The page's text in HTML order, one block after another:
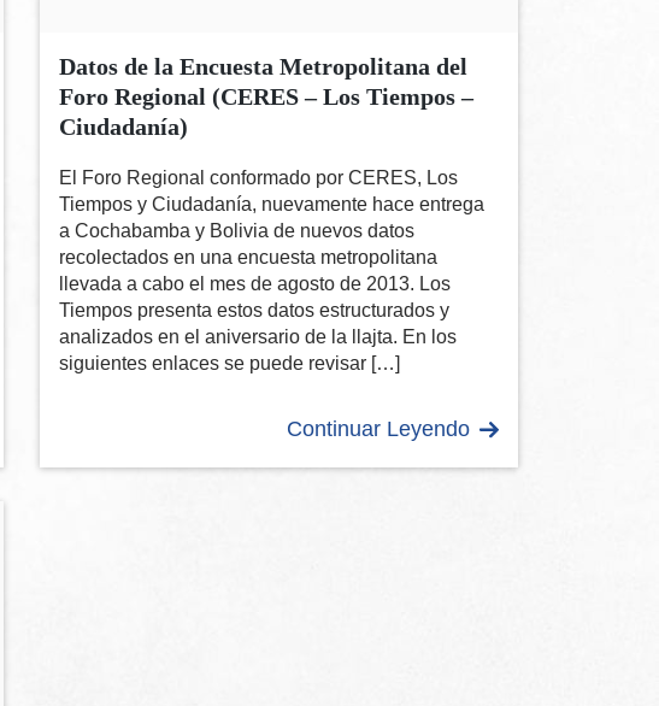
Datos de la Encuesta Metropolitana del
Foro Regional (CERES – Los Tiempos –
Ciudadanía)
El Foro Regional conformado por CERES, Los
Tiempos y Ciudadanía, nuevamente hace entrega
a Cochabamba y Bolivia de nuevos datos
recolectados en una encuesta metropolitana
llevada a cabo el mes de agosto de 2013. Los
Tiempos presenta estos datos estructurados y
analizados en el aniversario de la llajta. En los
siguientes enlaces se puede revisar […]
Continuar Leyendo